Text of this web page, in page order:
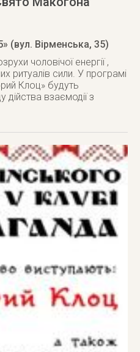
(вул. Вірменська, 35)
чоловічої енергії ,
ритуалів сили. У програмі
Клоц» будуть
дійства взаємодії з